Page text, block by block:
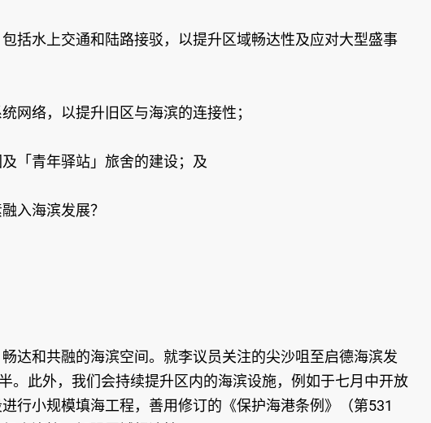
括水上交通和陆路接驳，以提升区域畅达性及应对大型盛事
网络，以提升旧区与海滨的连接性；
「青年驿站」旅舍的建设；及
入海滨发展？
和共融的海滨空间。就李议员关注的尖沙咀至启德海滨发
。此外，我们会持续提升区内的海滨设施，例如于七月中开放
行小规模填海工程，善用修订的《保护海港条例》（第531